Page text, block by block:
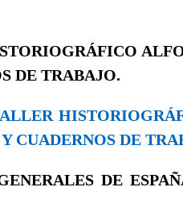
DE TRABAJO.
CUADERNOS DE
DE